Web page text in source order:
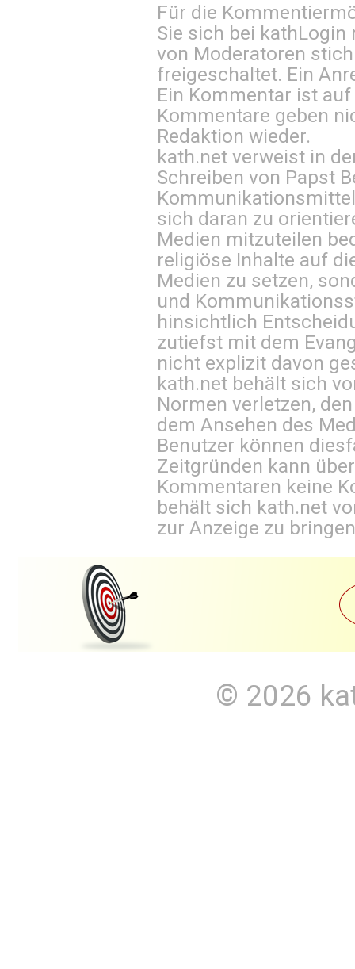
Für die
Sie sich bei kathLogin
von Moderatoren
freigeschaltet. Ein
Ein Kommentar ist
Kommentare geben
Redaktion wieder.
kath.net verweist in
Schreiben von Papst
sich daran zu
Medien mitzuteilen
religiöse Inhalte auf
Medien zu setzen,
und
hinsichtlich
zutiefst mit dem
nicht explizit davon
kath.net behält sich
Normen verletzen,
dem Ansehen des
Benutzer können
Zeitgründen kann
Kommentaren keine
behält sich kath.net
zur Anzeige zu
© 2026